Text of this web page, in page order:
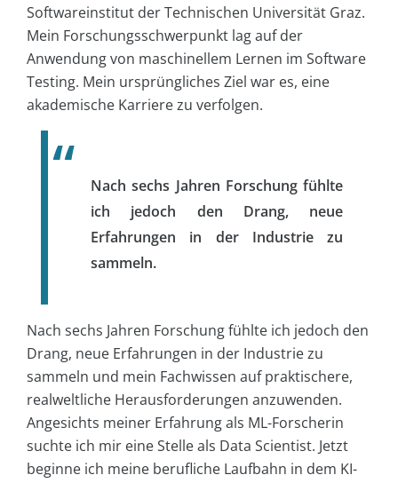
Softwareinstitut der Technischen Universität Graz.
Mein Forschungsschwerpunkt lag auf der
Anwendung von maschinellem Lernen im Software
Testing. Mein ursprüngliches Ziel war es, eine
akademische Karriere zu verfolgen.
Nach sechs Jahren Forschung fühlte
ich jedoch den Drang, neue
Erfahrungen in der Industrie zu
sammeln.
Nach sechs Jahren Forschung fühlte ich jedoch den
Drang, neue Erfahrungen in der Industrie zu
sammeln und mein Fachwissen auf praktischere,
realweltliche Herausforderungen anzuwenden.
Angesichts meiner Erfahrung als ML-Forscherin
suchte ich mir eine Stelle als Data Scientist. Jetzt
beginne ich meine berufliche Laufbahn in dem KI-